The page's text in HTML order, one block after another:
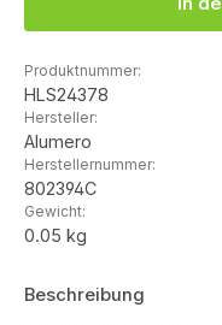
Produktnummer:
HLS24378
Hersteller:
Alumero
Herstellernummer:
802394C
Gewicht:
0.05 kg
Beschreibung